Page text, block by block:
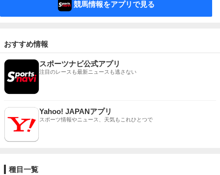
競馬情報をアプリで見る
おすすめ情報
スポーツナビ公式アプリ
注目のレースも最新ニュースも逃さない
Yahoo! JAPANアプリ
スポーツ情報やニュース、天気もこれひとつで
種目一覧